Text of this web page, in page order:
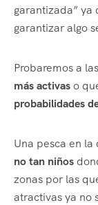
garantizada” ya
garantizar algo
Probaremos a las
más activaso
probabilidades
Una pesca en la
no tan niños
zonas por las
atractivas ya no